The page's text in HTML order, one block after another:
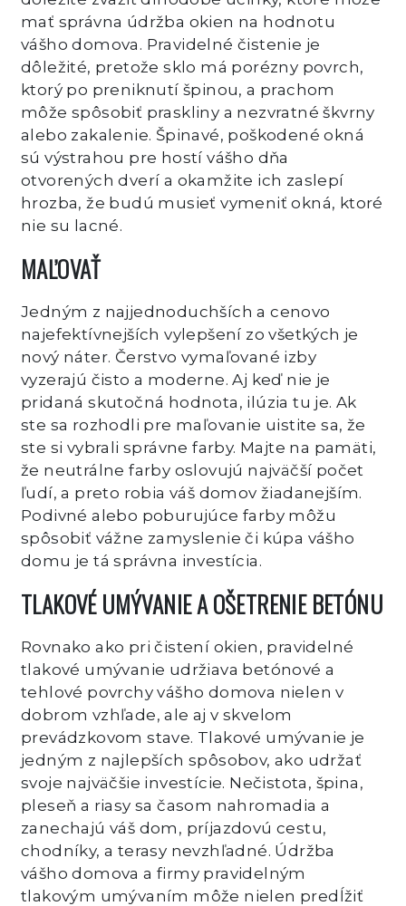
mať správna údržba okien na hodnotu
vášho domova. Pravidelné čistenie je
dôležité, pretože sklo má porézny povrch,
ktorý po preniknutí špinou, a prachom
môže spôsobiť praskliny a nezvratné škvrny
alebo zakalenie. Špinavé, poškodené okná
sú výstrahou pre hostí vášho dňa
otvorených dverí a okamžite ich zaslepí
hrozba, že budú musieť vymeniť okná, ktoré
nie su lacné.
MAĽOVAŤ
Jedným z najjednoduchších a cenovo
najefektívnejších vylepšení zo všetkých je
nový náter. Čerstvo vymaľované izby
vyzerajú čisto a moderne. Aj keď nie je
pridaná skutočná hodnota, ilúzia tu je. Ak
ste sa rozhodli pre maľovanie uistite sa, že
ste si vybrali správne farby. Majte na pamäti,
že neutrálne farby oslovujú najväčší počet
ľudí, a preto robia váš domov žiadanejším.
Podivné alebo poburujúce farby môžu
spôsobiť vážne zamyslenie či kúpa vášho
domu je tá správna investícia.
TLAKOVÉ UMÝVANIE A OŠETRENIE BETÓNU
Rovnako ako pri čistení okien, pravidelné
tlakové umývanie udržiava betónové a
tehlové povrchy vášho domova nielen v
dobrom vzhľade, ale aj v skvelom
prevádzkovom stave. Tlakové umývanie je
jedným z najlepších spôsobov, ako udržať
svoje najväčšie investície. Nečistota, špina,
pleseň a riasy sa časom nahromadia a
zanechajú váš dom, príjazdovú cestu,
chodníky, a terasy nevzhľadné. Údržba
vášho domova a firmy pravidelným
tlakovým umývaním môže nielen predĺžiť